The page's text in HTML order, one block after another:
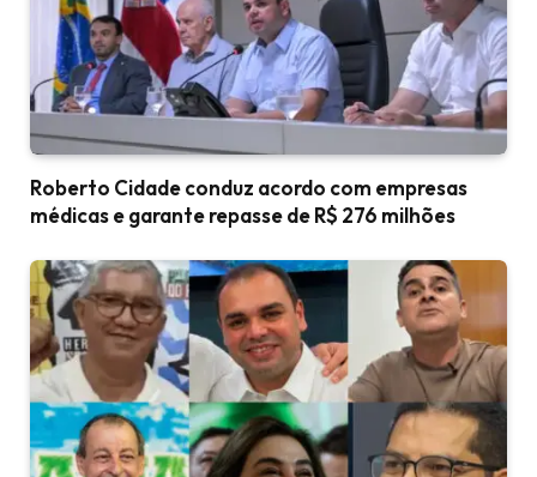
Roberto Cidade conduz acordo com empresas
médicas e garante repasse de R$ 276 milhões